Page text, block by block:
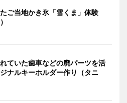
ご当地かき氷「雪くま」体験
ていた歯車などの廃パーツを活
ナルキーホルダー作り（タニ